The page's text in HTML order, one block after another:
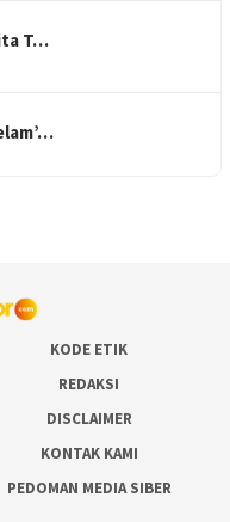
T…
KODE ETIK
REDAKSI
DISCLAIMER
KONTAK KAMI
PEDOMAN MEDIA SIBER